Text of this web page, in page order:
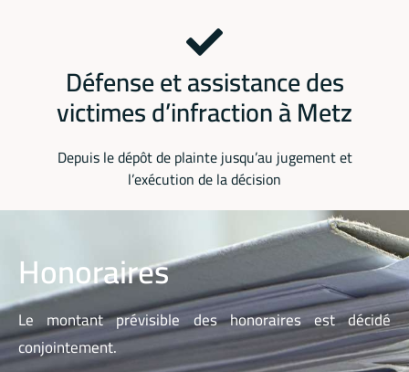
Défense et assistance des
victimes d’infraction à Metz
Depuis le dépôt de plainte jusqu’au jugement et
l’exécution de la décision
Honoraires
Le montant prévisible des honoraires est décidé
conjointement.